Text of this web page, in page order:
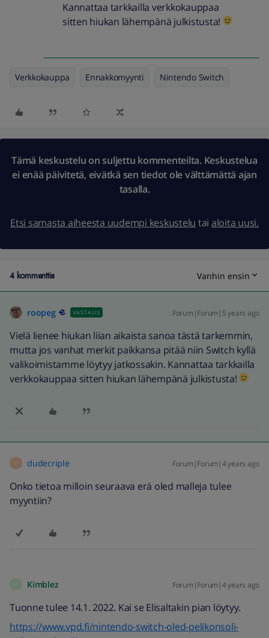
Kannattaa tarkkailla verkkokauppaa
sitten hiukan lähempänä julkistusta!
Verkkokauppa Ennakkomyynti Nintendo Switch
Tämä keskustelu on suljettu kommenteilta. Keskustelua
ei enää päivitetä, eivätkä sen tiedot ole välttämättä ajan
tasalla.
Etsi samasta aiheesta uudempi keskustelu tai aloita uusi.
4 kommenttia Vanhin ensin
roopeg VASTAUS Forum|Forum|5 years ago
Vielä lienee hiukan liian aikaista sanoa tästä tarkemmin,
mutta jos vanhat merkit paikkansa pitää niin Switch kyllä
valikoimistamme löytyy jatkossakin. Kannattaa tarkkailla
verkkokauppaa sitten hiukan lähempänä julkistusta!
D dudecriple Forum|Forum|4 years ago
Onko tietoa milloin seuraava erä oled malleja tulee
myyntiin?
Kimblez Forum|Forum|4 years ago
Tuonne tulee 14.1. 2022. Kai se Elisaltakin pian löytyy.
https://www.vpd.fi/nintendo-switch-oled-pelikonsoli-